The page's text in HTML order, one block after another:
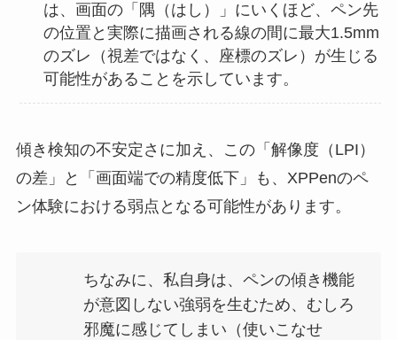
は、画面の「隅（はし）」にいくほど、ペン先
の位置と実際に描画される線の間に最大1.5mm
のズレ（視差ではなく、座標のズレ）が生じる
可能性があることを示しています。
傾き検知の不安定さに加え、この「解像度（LPI）
の差」と「画面端での精度低下」も、XPPenのペ
ン体験における弱点となる可能性があります。
ちなみに、私自身は、ペンの傾き機能
が意図しない強弱を生むため、むしろ
邪魔に感じてしまい（使いこなせ